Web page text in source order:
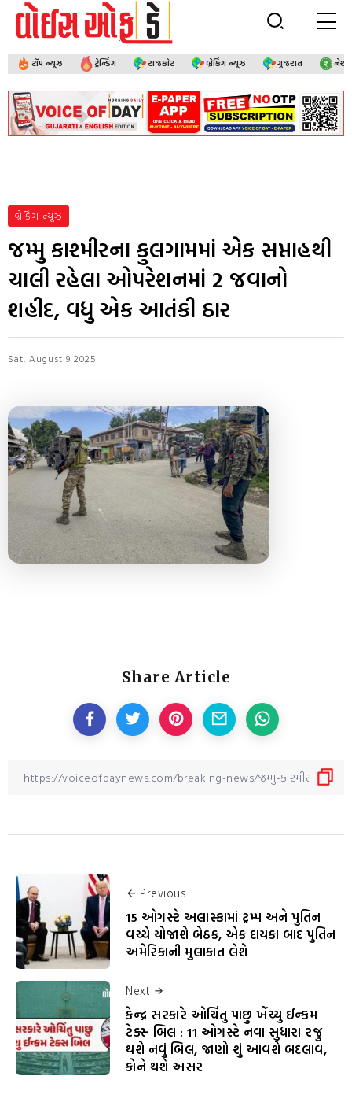
ટૉપ ન્યૂઝ ટ્રેન્ડિંગ રાજકોટ બ્રેકિંગ ન્યૂઝ ગુજરાત
બ્રેકિંગ ન્યૂઝ
જમ્મુ કાશ્મીરના કુલગામમાં એક સપ્તાહથી
ચાલી રહેલા ઓપરેશનમાં 2 જવાનો
શહીદ, વધુ એક આતંકી ઠાર
Sat, August 9 2025
Share Article
Previous
15 ઓગસ્ટે અલાસ્કામાં ટ્રમ્પ અને પુતિન
વચ્ચે યોજાશે બેઠક, એક દાયકા બાદ પુતિન
અમેરિકાની મુલાકાત લેશે
Next
કેન્દ્ર સરકારે ઓચિંતુ પાછુ ખેંચ્યુ ઈન્કમ
ટેક્સ બિલ : 11 ઓગસ્ટે નવા સુધારા રજુ
થશે નવું બિલ, જાણો શું આવશે બદલાવ,
કોને થશે અસર